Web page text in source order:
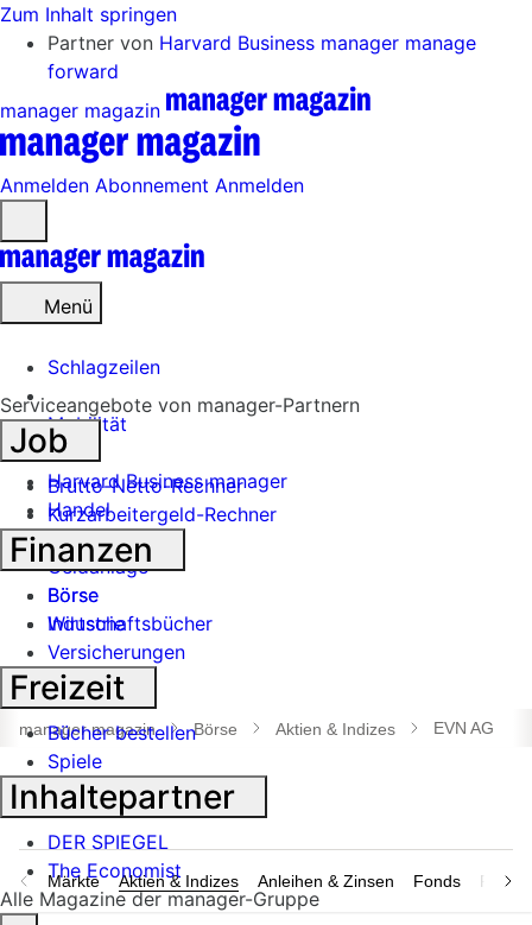
Zum Inhalt springen
Partner von Harvard Business manager manage
forward
manager magazin
Anmelden Abonnement Anmelden
öffnen
Menü
Schlagzeilen
Mobilität
Tech
Harvard Business manager
Handel
Banken
Geldanlage
Börse
Industrie
Suche
öffnen
manager magazin Börse Aktien & Indizes EVN AG
Märkte Aktien & Indizes Anleihen & Zinsen Fonds
Serviceangebote von manager-Partnern
Job
Brutto-Netto-Rechner
Kurzarbeitergeld-Rechner
Finanzen
Börse
Wirtschaftsbücher
Versicherungen
Freizeit
Bücher bestellen
Spiele
Inhaltepartner
DER SPIEGEL
The Economist
Alle Magazine der manager-Gruppe